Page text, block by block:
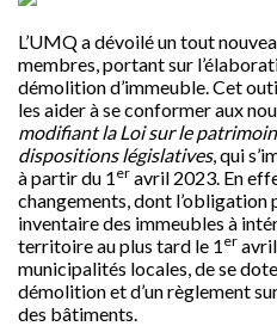
L’UMQ a dévoilé un tout
membres, portant sur
démolition d’immeuble. Cet
les aider à se conformer aux
modifiant la Loi sur le
dispositions législatives, qui
à partir du 1 er avril 2023. En
changements, dont l’obligation
inventaire des immeubles à
territoire au plus tard le 1 er
municipalités locales, de se
démolition et d’un règlement
des bâtiments.